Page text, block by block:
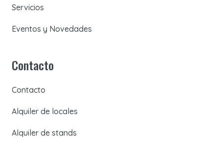
Servicios
Eventos y Novedades
Contacto
Contacto
Alquiler de locales
Alquiler de stands